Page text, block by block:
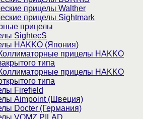
прицелы Walther
прицелы Sightmark
прицелы
SightecS
HAKKO (Япония)
прицелы HAKKO
типа
прицелы HAKKO
типа
Firefield
Aimpoint (Швеция)
Docter (Германия)